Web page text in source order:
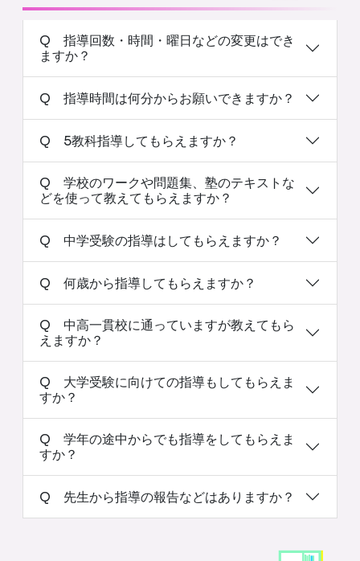
Q 指導回数・時間・曜日などの変更はでき
ますか？
Q 指導時間は何分からお願いできますか？
Q 5教科指導してもらえますか？
Q 学校のワークや問題集、塾のテキストな
どを使って教えてもらえますか？
Q 中学受験の指導はしてもらえますか？
Q 何歳から指導してもらえますか？
Q 中高一貫校に通っていますが教えてもら
えますか？
Q 大学受験に向けての指導もしてもらえま
すか？
Q 学年の途中からでも指導をしてもらえま
すか？
Q 先生から指導の報告などはありますか？